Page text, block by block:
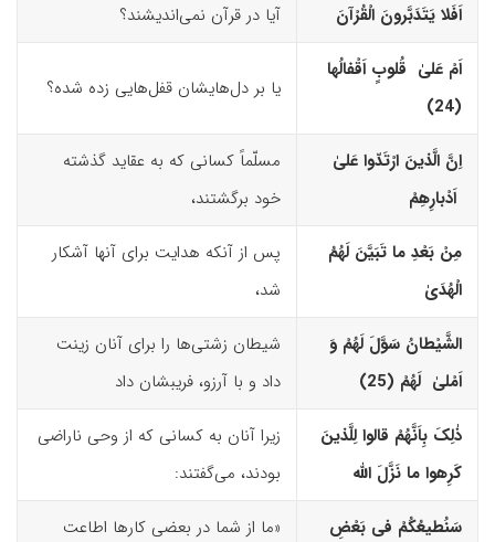
اَفَلا یَتَدَبَّرونَ الْقُرْآنَ آیا در قرآن نمی‌اندیشند؟
اَمْ عَلیٰ قُلوبٍ اَقْفالُها
(24)‏
یا بر دل‌هایشان قفل‌هایی زده شده؟
اِنَّ الَّذینَ ارْتَدّوا عَلیٰ
اَدْبارِهِمْ
مسلّماً کسانی که به عقاید گذشته
خود برگشتند،
مِنْ بَعْدِ ما تَبَیَّنَ لَهُمُ
الْهُدَیٰ
پس از آنکه هدایت برای آنها آشکار
شد،
الشَّیْطانُ سَوَّلَ لَهُمْ وَ
اَمْلیٰ لَهُمْ (25)‏
شیطان زشتی‌ها را برای آنان زینت
داد و با آرزو، فریبشان داد
ذٰلِکَ بِاَنَّهُمْ قالوا لِلَّذینَ
کَرِهوا ما نَزَّلَ اللّه
زیرا آنان به کسانی که از وحی ناراضی
بودند، می‌گفتند:
سَنُطیعُکُمْ فى بَعْضِ
«ما از شما در بعضی کارها اطاعت